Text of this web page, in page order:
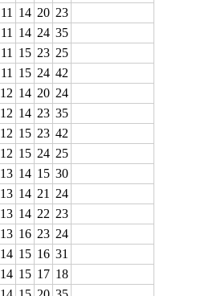
11 14 20 23
11 14 24 35
11 15 23 25
11 15 24 42
12 14 20 24
12 14 23 35
12 15 23 42
12 15 24 25
13 14 15 30
13 14 21
24
13 14 22 23
13 16 23 24
14 15 16 31
14 15 17 18